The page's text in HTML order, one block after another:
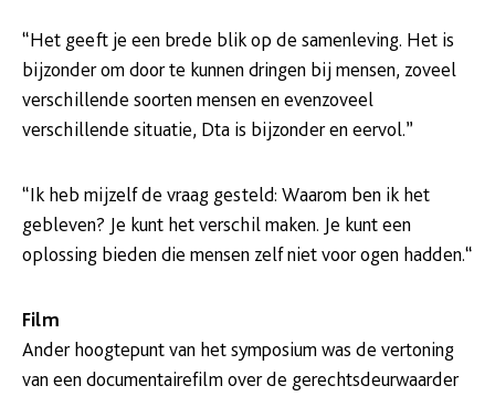
“Het geeft je een brede blik op de samenleving. Het is
bijzonder om door te kunnen dringen bij mensen, zoveel
verschillende soorten mensen en evenzoveel
verschillende situatie, Dta is bijzonder en eervol.”
“Ik heb mijzelf de vraag gesteld: Waarom ben ik het
gebleven? Je kunt het verschil maken. Je kunt een
oplossing bieden die mensen zelf niet voor ogen hadden.“
Film
Ander hoogtepunt van het symposium was de vertoning
van een documentairefilm over de gerechtsdeurwaarder